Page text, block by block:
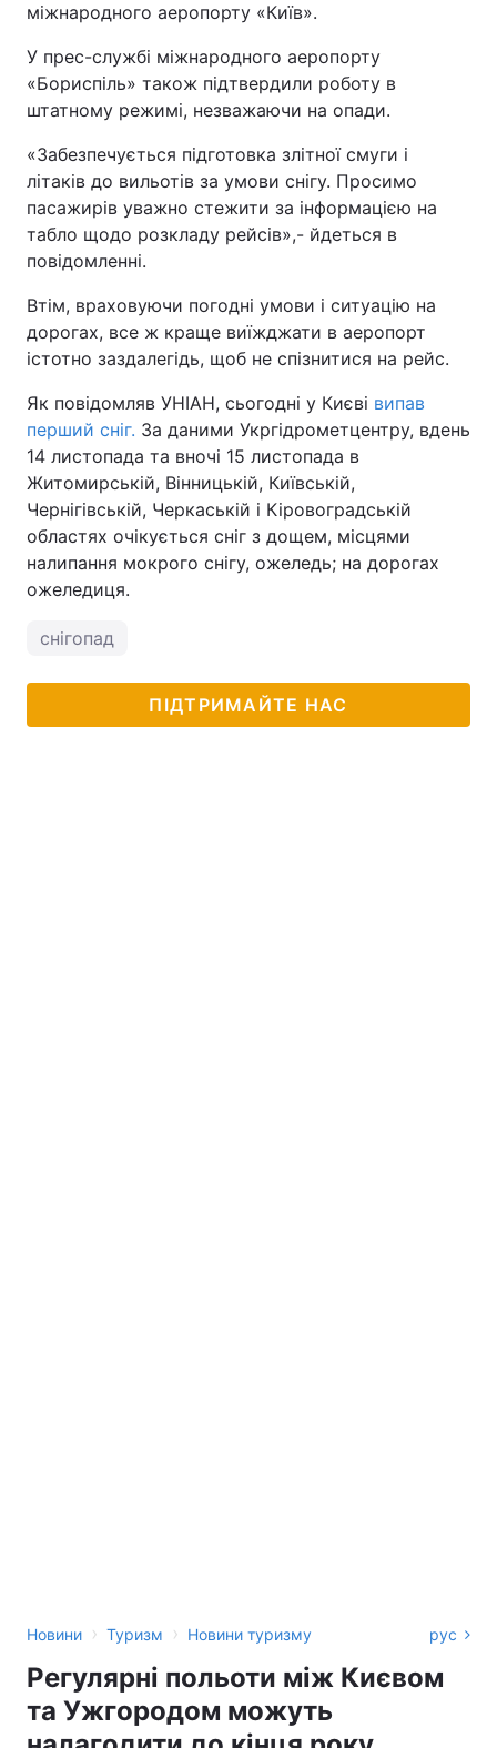
міжнародного аеропорту «Київ».
У прес-службі міжнародного аеропорту
«Бориспіль» також підтвердили роботу в
штатному режимі, незважаючи на опади.
«Забезпечується підготовка злітної смуги і
літаків до вильотів за умови снігу. Просимо
пасажирів уважно стежити за інформацією на
табло щодо розкладу рейсів»,- йдеться в
повідомленні.
Втім, враховуючи погодні умови і ситуацію на
дорогах, все ж краще виїжджати в аеропорт
істотно заздалегідь, щоб не спізнитися на рейс.
Як повідомляв УНІАН, сьогодні у Києві випав
перший сніг. За даними Укргідрометцентру, вдень
14 листопада та вночі 15 листопада в
Житомирській, Вінницькій, Київській,
Чернігівській, Черкаській і Кіровоградській
областях очікується сніг з дощем, місцями
налипання мокрого снігу, ожеледь; на дорогах
ожеледиця.
снігопад
ПІДТРИМАЙТЕ НАС
Новини › Туризм › Новини туризму рус
Регулярні польоти між Києвом
та Ужгородом можуть